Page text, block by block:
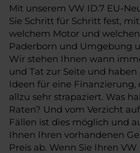
Mit unserem VW ID.7 EU-
Sie Schritt für Schritt fest,
welchem Motor und
Paderborn und Umgebung
Wir stehen Ihnen wann
und Tat zur Seite und
Ideen für eine
allzu sehr strapaziert. Was
Raten? Und vom Verzicht
Fällen ist dies möglich und
Ihnen Ihren vorhandenen
Preis ab. Wenn Sie Ihren